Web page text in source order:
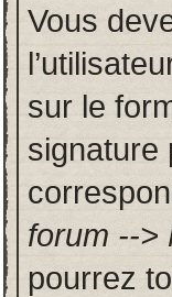
Vous
sur le
signature
forum -->
pourrez